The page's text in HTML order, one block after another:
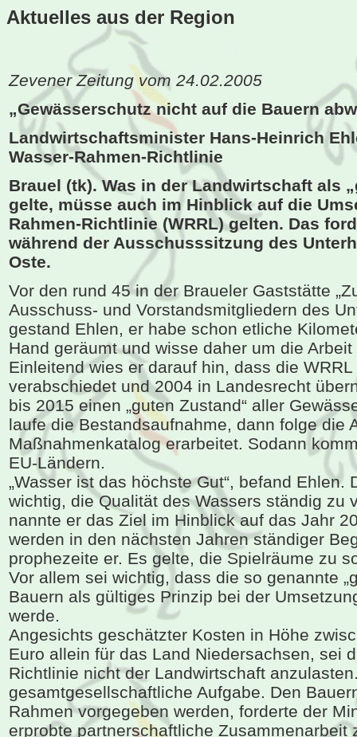
Aktuelles aus der Region
Zevener Zeitung vom 24.02.2005
„Gewässerschutz nicht auf die Bauern
Landwirtschaftsminister Hans-Heinrich
Wasser-Rahmen-Richtlinie
Brauel (tk). Was in der Landwirtschaft als
gelte, müsse auch im Hinblick auf die
Rahmen-Richtlinie (WRRL) gelten. Das
während der Ausschusssitzung des
Oste.
Vor den rund 45 in der Braueler Gaststätte
Ausschuss- und Vorstandsmitgliedern des
gestand Ehlen, er habe schon etliche
Hand geräumt und wisse daher um die
Einleitend wies er darauf hin, dass die
verabschiedet und 2004 in Landesrecht
bis 2015 einen „guten Zustand“ aller
laufe die Bestandsaufnahme, dann folge die
Maßnahmenkatalog erarbeitet. Sodann
EU-Ländern.
„Wasser ist das höchste Gut“, befand Ehlen.
wichtig, die Qualität des Wassers ständig zu
nannte er das Ziel im Hinblick auf das Jahr
werden in den nächsten Jahren ständiger
prophezeite er. Es gelte, die Spielräume zu
Vor allem sei wichtig, dass die so genannte
Bauern als gültiges Prinzip bei der
werde.
Angesichts geschätzter Kosten in Höhe
Euro allein für das Land Niedersachsen, sei
Richtlinie nicht der Landwirtschaft
gesamtgesellschaftliche Aufgabe. Den
Rahmen vorgegeben werden, forderte der
erprobte partnerschaftliche Zusammenarbeit